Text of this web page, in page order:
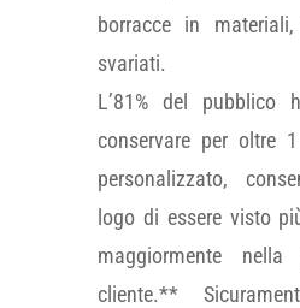
borracce in
svariati.
L’81% del pubblico
conservare per oltre
personalizzato,
logo di essere visto
maggiormente nella
cliente.**